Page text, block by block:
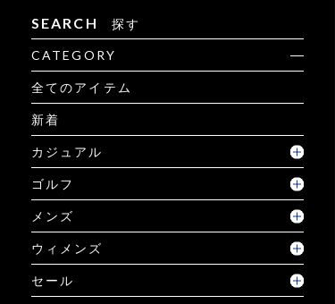
SEARCH 探す
CATEGORY
全てのアイテム
新着
カジュアル
ゴルフ
メンズ
ウィメンズ
セール